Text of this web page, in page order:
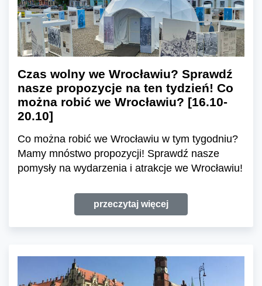
Czas wolny we Wrocławiu? Sprawdź
nasze propozycje na ten tydzień! Co
można robić we Wrocławiu? [16.10-
20.10]
Co można robić we Wrocławiu w tym tygodniu?
Mamy mnóstwo propozycji! Sprawdź nasze
pomysły na wydarzenia i atrakcje we Wrocławiu!
przeczytaj więcej